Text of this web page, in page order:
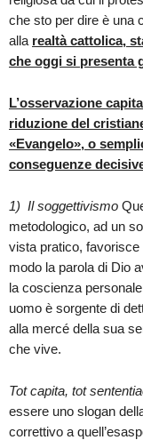
che sto per dire è una
alla realtà cattolica,
che oggi si presenta
L’osservazione
riduzione del
«Evangelo», o
conseguenze
1) Il soggettivismo
metodologico, ad un
vista pratico,
modo la parola di Dio
la coscienza
uomo è sorgente di
alla mercé della sua
che vive.
Tot capita, tot
essere uno slogan
correttivo a